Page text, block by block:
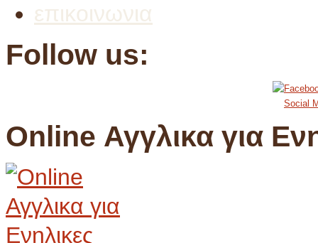
επικοινωνια
Follow us:
Social
Online Αγγλικα για